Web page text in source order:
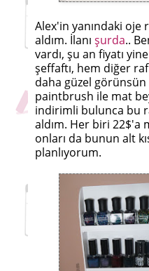
Alex'in yanındaki oje
aldım. İlanı şurda..
vardı, şu an fiyatı
şeffaftı, hem diğer
daha güzel
paintbrush ile mat
indirimli bulunca bu
aldım. Her biri 22$'a
onları da bunun alt
planlıyorum.